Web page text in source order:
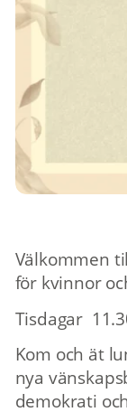
Välkommen
för kvinnor
Tisdagar
Kom och ät
nya
demokrati